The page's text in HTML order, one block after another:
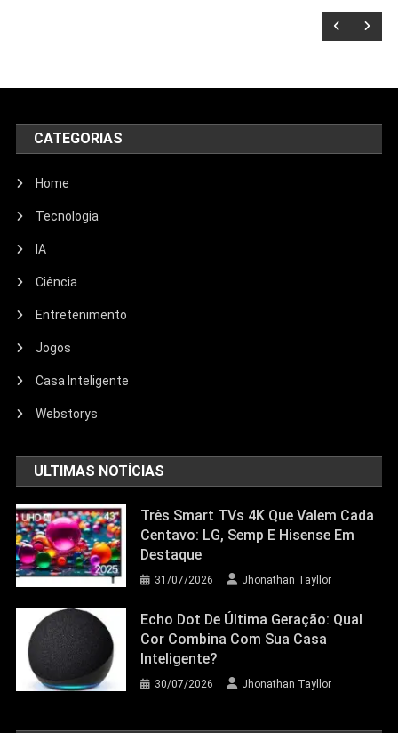
Echo Dot: Guia Completo Para
Escolher O Smart Speaker Ideal Na
Nova Oferta Da Amazon
CATEGORIAS
Home
Tecnologia
IA
Ciência
Entretenimento
Jogos
Casa Inteligente
Webstorys
ULTIMAS NOTÍCIAS
Três Smart TVs 4K Que Valem Cada
Centavo: LG, Semp E Hisense Em
Destaque
31/07/2026 Jhonathan Tayllor
Echo Dot De Última Geração: Qual
Cor Combina Com Sua Casa
Inteligente?
30/07/2026 Jhonathan Tayllor